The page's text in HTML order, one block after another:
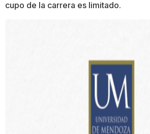
cupo de la carrera es limitado.